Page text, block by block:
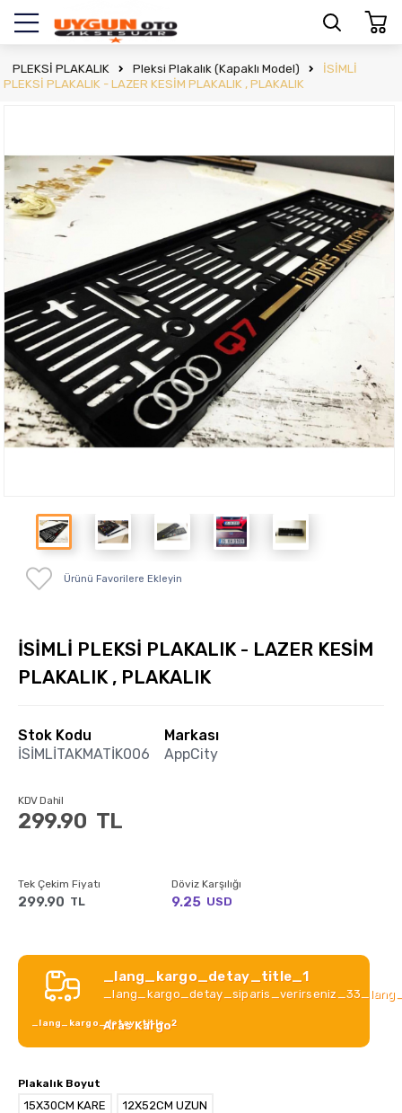
PLEKSİ PLAKALIK Pleksi Plakalık (Kapaklı Model)
İSİMLİ
PLEKSİ PLAKALIK - LAZER KESİM PLAKALIK , PLAKALIK
Ürünü Favorilere Ekleyin
İSİMLİ PLEKSİ PLAKALIK - LAZER KESİM
PLAKALIK , PLAKALIK
Stok Kodu
İSİMLİTAKMATİK006
Markası
AppCity
299.90 TL
KDV Dahil
Tek Çekim Fiyatı
299.90 TL
Döviz Karşılığı
9.25 USD
_lang_kargo_detay_title_1
_lang_kargo_detay_title_2
Aras Kargo
Plakalık Boyut
15X30CM KARE 12X52CM UZUN